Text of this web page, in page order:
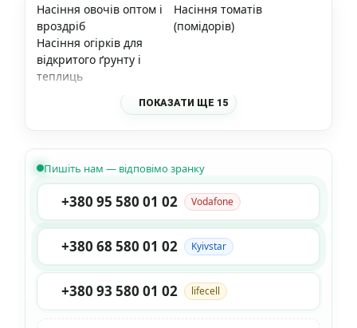
Насіння овочів оптом і
вроздріб
Насіння томатів
(помідорів)
Насіння огірків для
відкритого ґрунту і
теплиць
ПОКАЗАТИ ЩЕ 15
Пишіть нам — відповімо зранку
+380 95 580 01 02 Vodafone
+380 68 580 01 02 Kyivstar
+380 93 580 01 02 lifecell